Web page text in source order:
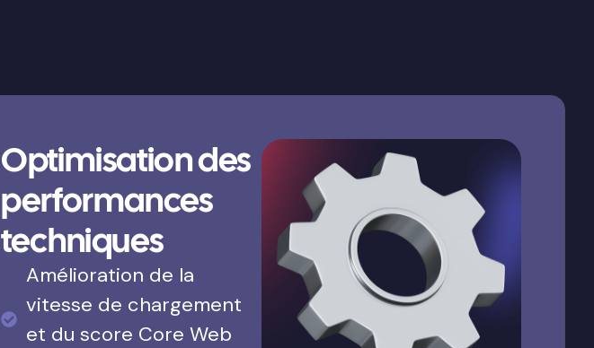
Optimisation des
performances
techniques
Amélioration de la
vitesse de chargement
et du score Core Web